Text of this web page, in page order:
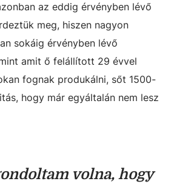
az eddig érvényben lévő
meg, hiszen nagyon
sokáig érvényben lévő
amit ő felállított 29 évvel
fognak produkálni, sőt 1500-
hogy már egyáltalán nem lesz
volna, hogy